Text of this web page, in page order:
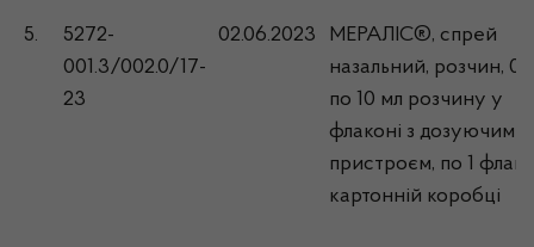
5.
5272-
001.3/002.0/17-
23
02.06.2023
МЕРАЛІС®, спрей
назальний, розчин,
по 10 мл розчину у
флаконі з дозуючим
пристроєм, по 1
картонній коробці